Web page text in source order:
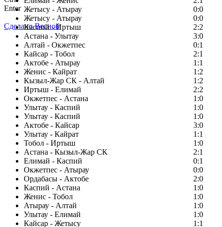
Жетысу - Атырау
0:0
Жетысу - Атырау
0:0
Каспий - Иртыш
2:2
Астана - Улытау
3:0
Алтай - Окжетпес
0:1
Кайсар - Тобол
2:1
Актобе - Атырау
1:1
Женис - Кайрат
1:2
Кызыл-Жар СК - Алтай
1:2
Иртыш - Елимай
2:2
Окжетпес - Астана
1:0
Улытау - Каспий
1:0
Улытау - Каспий
1:0
Актобе - Кайсар
3:0
Улытау - Кайрат
1:1
Тобол - Иртыш
1:0
Астана - Кызыл-Жар СК
2:1
Елимай - Каспий
0:1
Окжетпес - Атырау
0:0
Ордабасы - Актобе
2:0
Каспий - Астана
1:0
Женис - Тобол
1:0
Атырау - Алтай
1:0
Улытау - Елимай
1:0
Кайсар - Жетысу
1:1
Enter
Сделано Весной